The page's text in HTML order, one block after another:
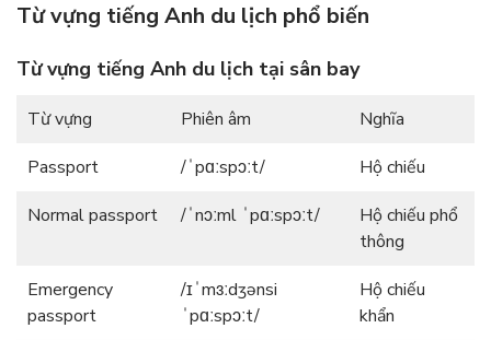
Từ vựng tiếng Anh du lịch phổ biến
Từ vựng tiếng Anh du lịch tại sân bay
Từ vựng Phiên âm
Nghĩa
Passport
/ˈpɑːspɔːt/
Hộ chiếu
Normal passport
/ˈnɔːml ˈpɑːspɔːt/
Hộ chiếu phổ
thông
Emergency
passport
/ɪˈmɜːdʒənsi
ˈpɑːspɔːt/
Hộ chiếu
khẩn